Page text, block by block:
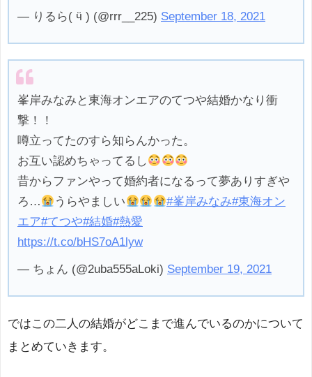
— りるら( ӵ ) (@rrr__225) September 18, 2021
峯岸みなみと東海オンエアのてつや結婚かなり衝
撃！！
噂立ってたのすら知らんかった。
お互い認めちゃってるし
昔からファンやって婚約者になるって夢ありすぎや
ろ…
うらやましい #峯岸みなみ#東海オン
エア#てつや#結婚#熱愛
https://t.co/bHS7oA1lyw
— ちょん (@2uba555aLoki) September 19, 2021
ではこの二人の結婚がどこまで進んでいるのかについて
まとめていきます。